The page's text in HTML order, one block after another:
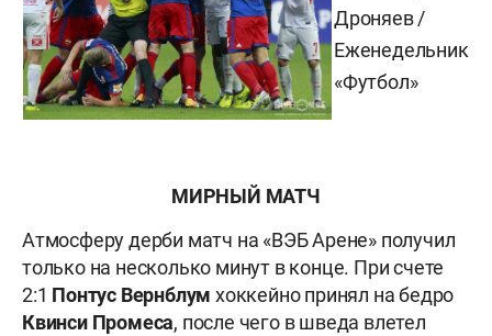
Дроняев /
Еженедельник
«Футбол»
МИРНЫЙ МАТЧ
Атмосферу дерби матч на «ВЭБ Арене» получил
только на несколько минут в конце. При счете
2:1 Понтус Вернблум хоккейно принял на бедро
Квинси Промеса, после чего в шведа влетел